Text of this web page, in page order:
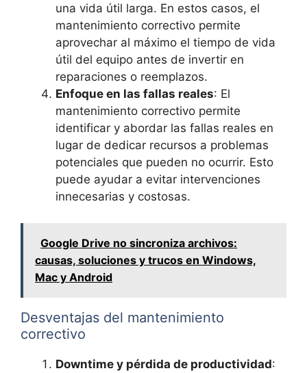
una vida útil larga. En estos casos, el
mantenimiento correctivo permite
aprovechar al máximo el tiempo de vida
útil del equipo antes de invertir en
reparaciones o reemplazos.
Enfoque en las fallas reales: El
mantenimiento correctivo permite
identificar y abordar las fallas reales en
lugar de dedicar recursos a problemas
potenciales que pueden no ocurrir. Esto
puede ayudar a evitar intervenciones
innecesarias y costosas.
Google Drive no sincroniza archivos:
causas, soluciones y trucos en Windows,
Mac y Android
Desventajas del mantenimiento
correctivo
Downtime y pérdida de productividad: